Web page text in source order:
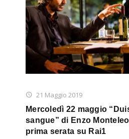
21 Maggio 2019
Mercoledì 22 maggio
sangue” di Enzo
prima serata su Rai1